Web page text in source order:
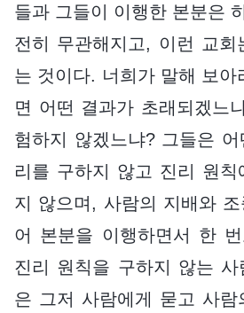
들과 그들이 이행한 본분은
전히 무관해지고, 이런 교회
는 것이다. 너희가 말해 보아
면 어떤 결과가 초래되겠느
험하지 않겠느냐? 그들은
리를 구하지 않고 진리 원
지 않으며, 사람의 지배와
어 본분을 이행하면서 한
진리 원칙을 구하지 않는
은 그저 사람에게 묻고 사